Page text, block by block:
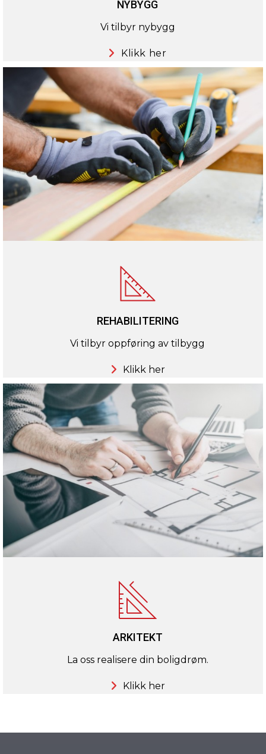
NYBYGG
Vi tilbyr nybygg
Klikk her
REHABILITERING
Vi tilbyr oppføring av tilbygg
Klikk her
ARKITEKT
La oss realisere din boligdrøm.
Klikk her